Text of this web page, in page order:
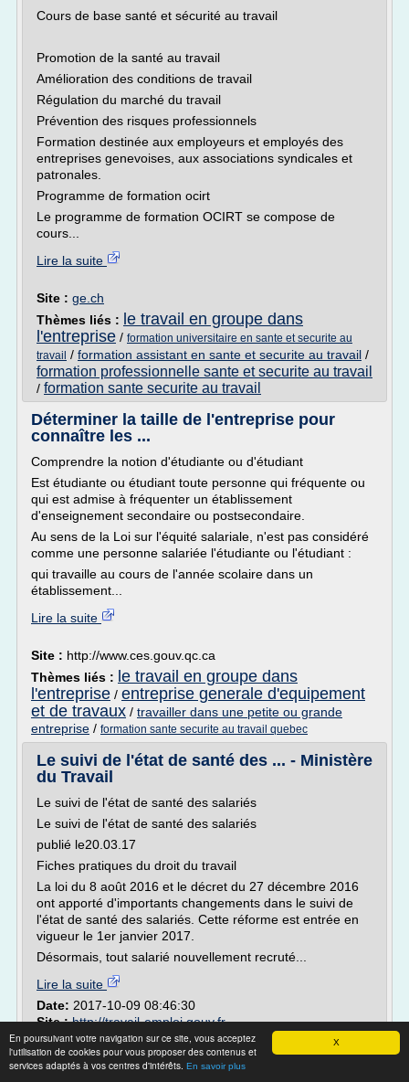
X
En poursuivant votre navigation sur ce site, vous acceptez
l'utilisation de cookies pour vous proposer des contenus et
services adaptés à vos centres d'intérêts. En savoir plus
Cours de base santé et sécurité au travail
Promotion de la santé au travail
Amélioration des conditions de travail
Régulation du marché du travail
Prévention des risques professionnels
Formation destinée aux employeurs et employés des
entreprises genevoises, aux associations syndicales et
patronales.
Programme de formation ocirt
Le programme de formation OCIRT se compose de
cours...
Lire la suite
Site : ge.ch
Thèmes liés : le travail en groupe dans
l'entreprise / formation universitaire en sante et securite au
travail / formation assistant en sante et securite au travail /
formation professionnelle sante et securite au travail
/ formation sante securite au travail
Déterminer la taille de l'entreprise pour
connaître les ...
Comprendre la notion d'étudiante ou d'étudiant
Est étudiante ou étudiant toute personne qui fréquente ou
qui est admise à fréquenter un établissement
d'enseignement secondaire ou postsecondaire.
Au sens de la Loi sur l'équité salariale, n'est pas considéré
comme une personne salariée l'étudiante ou l'étudiant :
qui travaille au cours de l'année scolaire dans un
établissement...
Lire la suite
Site : http://www.ces.gouv.qc.ca
Thèmes liés : le travail en groupe dans
l'entreprise / entreprise generale d'equipement
et de travaux / travailler dans une petite ou grande
entreprise / formation sante securite au travail quebec
Le suivi de l'état de santé des ... - Ministère
du Travail
Le suivi de l'état de santé des salariés
Le suivi de l'état de santé des salariés
publié le20.03.17
Fiches pratiques du droit du travail
La loi du 8 août 2016 et le décret du 27 décembre 2016
ont apporté d'importants changements dans le suivi de
l'état de santé des salariés. Cette réforme est entrée en
vigueur le 1er janvier 2017.
Désormais, tout salarié nouvellement recruté...
Lire la suite
Date: 2017-10-09 08:46:30
Site :http://travail-emploi.gouv.fr
Thèmes liés :definition de l employeur code du
travail/le travail en groupe dans l'entreprise
formation professionnelle sante et securite au travail